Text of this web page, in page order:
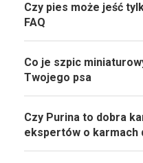
Czy pies może jeść
FAQ
Co je szpic
Twojego psa
Czy Purina to dobra
ekspertów o karmach